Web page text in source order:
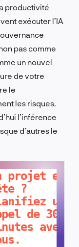
productivité
exécuter l’IA
pas comme
un nouvel
de votre
le
les risques.
l’inférence
d’autres le
projet en
?
un
de 30
avec